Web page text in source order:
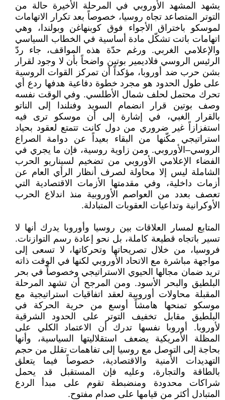
يشهد المشهد الأوروبي في المرحلة الأخيرة حالة من
التوتر المتصاعد تجاه روسيا، خصوصاً بعد تكرار الاتهامات
لموسكو باختراق الأجواء فوق كوبنهاغن وبولندا، وهي
اتهامات باتت تشكّل مادة أساسية في الخطاب السياسي
والإعلامي الغربي. ورغم حدّة هذه المواقف، جاء ردّ
الرئيس الروسي فلاديمير بوتين واضحاً بأن لا وجود لقرار
بشن حرب ضد أوروبا، مؤكداً أن تمركز القوات الروسية
على طول الحدود هو مجرد خطوة دفاعية هدفها ردع أي
تحرك محتمل لحلف شمال الأطلسي. وفي الوقت نفسه
وصف بوتين قرار انضمام السويد وفنلندا إلى الناتو
بالقرار الغبي، في إشارة إلى أن موسكو ترى فيه
استفزازاً غير ضروري من دول كانت تتمتع لعقود بحياد
استراتيجي مكّنها من البقاء بعيداً عن دوامة الصراع
الروسي–الأوروبي. ومن زاوية روسية، فإن ما يجري في
الفضاء الإعلامي الأوروبي من تضخيم لسيناريو الحرب
الشاملة ليس إلا محاولة لصرف أنظار الرأي العام عن
أزمات داخلية، وفي مقدمتها الأزمات الاقتصادية التي
تعصف بعدد من العواصم الأوروبية منذ اندلاع الحرب
الأوكرانية وتداعيات العقوبات المتبادلة.
المتابع لمسار العلاقات بين روسيا وأوروبا يدرك أنها لا
تسير باتجاه قطيعة كاملة، بل نحو إعادة رسم التوازنات.
فروسيا، من خلال تصريحاتها وتحركاتها، لا تسعى إلى
مواجهة مباشرة مع الاتحاد الأوروبي لكنها في الوقت ذاته
تريد ضمان مجالها الحيوي الاستراتيجي وخصوصاً في بحر
البلطيق والبحر الأسود. ومن المرجح أن تشهد المرحلة
المقبلة محاولات أوروبية لعقد اتفاقيات استراتيجية مع
موسكو تمنحها هامشاً أوسع من حرية الحركة في
البلطيق مقابل تخفيف التوتر على الحدود الشرقية
لأوروبا. أوروبا نفسها تدرك أن الاعتماد الكلي على
المظلة الأمريكية يضعف استقلاليتها السياسية، وأنها
بحاجة إلى التوصل مع روسيا إلى تفاهمات تقلل من حجم
التهديدات الأمنية والاقتصادية، خصوصاً فيما يتعلق
بالطاقة والتجارة، وعليه فإن المستقبل قد يحمل
شراكات محدودة ومنضبطة تقوم على مبدأ الردع
المتبادل أكثر من قيامها على صدام مفتوح.